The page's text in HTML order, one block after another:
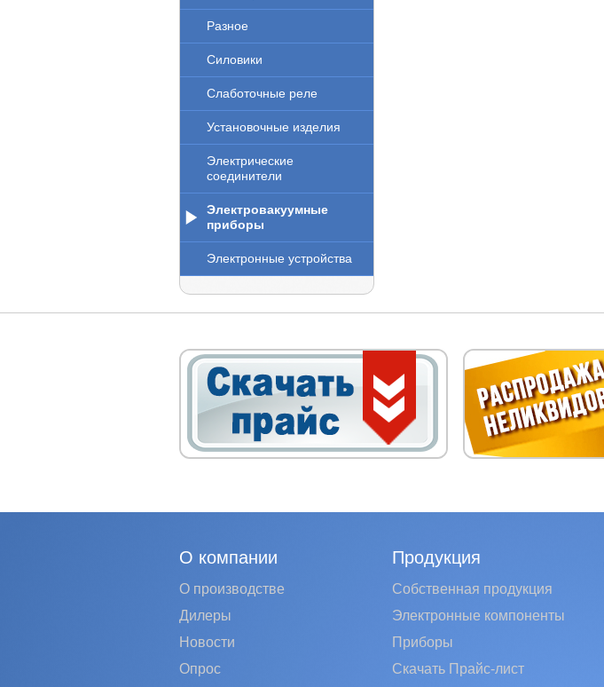
Разное
Силовики
Слаботочные реле
Установочные изделия
Электрические
соединители
Электровакуумные
приборы
Электронные устройства
О компании
О производстве
Дилеры
Новости
Опрос
Продукция
Собственная продукция
Электронные компоненты
Приборы
Скачать Прайс-лист